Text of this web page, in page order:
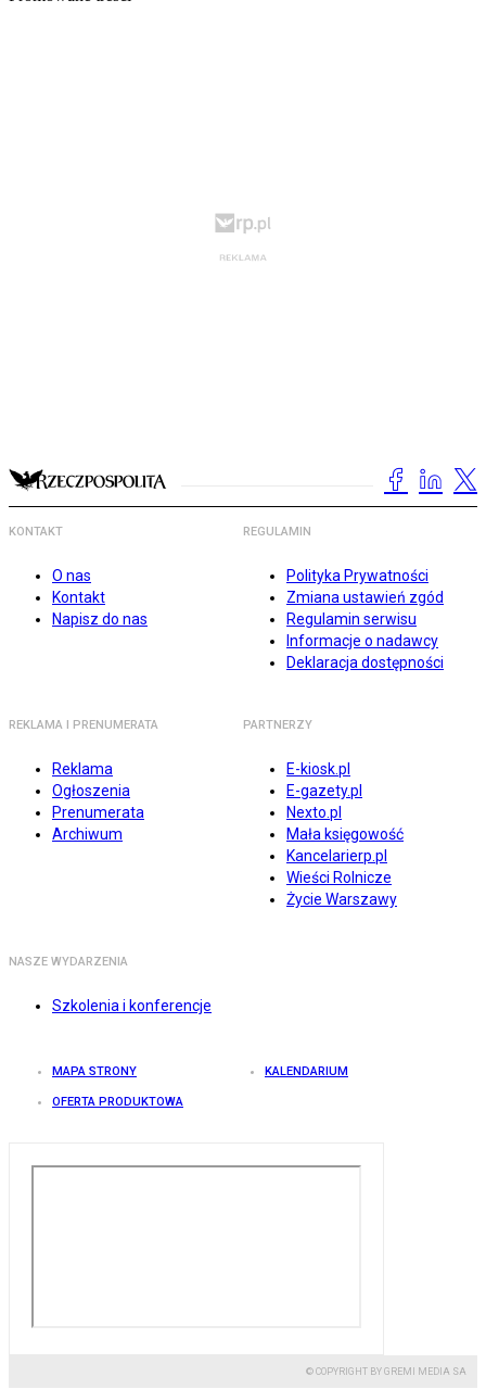
KONTAKT
O nas
Kontakt
Napisz do nas
REGULAMIN
Polityka Prywatności
Zmiana ustawień zgód
Regulamin serwisu
Informacje o nadawcy
Deklaracja dostępności
REKLAMA I PRENUMERATA
Reklama
Ogłoszenia
Prenumerata
Archiwum
PARTNERZY
E-kiosk.pl
E-gazety.pl
Nexto.pl
Mała księgowość
Kancelarierp.pl
Wieści Rolnicze
Życie Warszawy
NASZE WYDARZENIA
Szkolenia i konferencje
MAPA STRONY KALENDARIUM
OFERTA PRODUKTOWA
© COPYRIGHT BY GREMI MEDIA SA